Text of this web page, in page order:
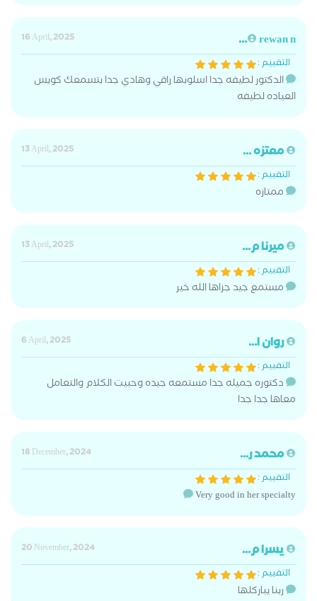
rewan n...
16 April, 2025
التقييم :
الدكتور لطيفه جدا اسلوبها راقي وهادي جدا بتسمعك كويس
العياده لطيفه
معتزه ...
13 April, 2025
التقييم :
ممتازه
ميرنا م...
13 April, 2025
التقييم :
مستمع جيد جزاها الله خير
روان ا...
6 April, 2025
التقييم :
دكتوره جميله جدا مستمعه جيده وحبيت الكلام والتعامل
معاها جدا جدا
محمد ر...
18 December, 2024
التقييم :
Very good in her specialty
يسرا م...
20 November, 2024
التقييم :
ربنا يباركلها